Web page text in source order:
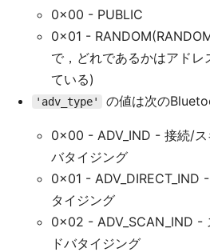
0x00 - PUBLIC
0x01 -
で，どれであるかはアド
ている)
'adv_type' の値は次の
0x00 - ADV_IND - 接続/ス
バタイジング
0x01 - ADV_DIRECT_IND
タイジング
0x02 - ADV_SCAN_IND -
ドバタイジング